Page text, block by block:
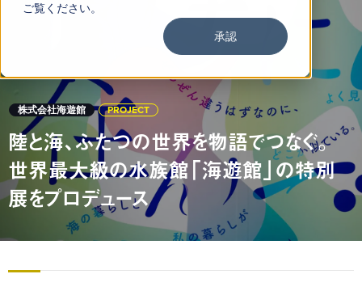
ご覧ください。
承認
株式会社海遊館 PROJECT
陸と海、ふたつの世界を物語でつなぐ。
世界最大級の水族館「海遊館」の特別
展をプロデュース